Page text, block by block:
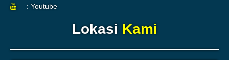
: Youtube
Lokasi Kami